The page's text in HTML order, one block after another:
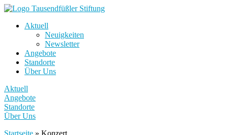
Aktuell
Neuigkeiten
Newsletter
Angebote
Standorte
Über Uns
Aktuell
Angebote
Standorte
Über Uns
Startseite » Konzert